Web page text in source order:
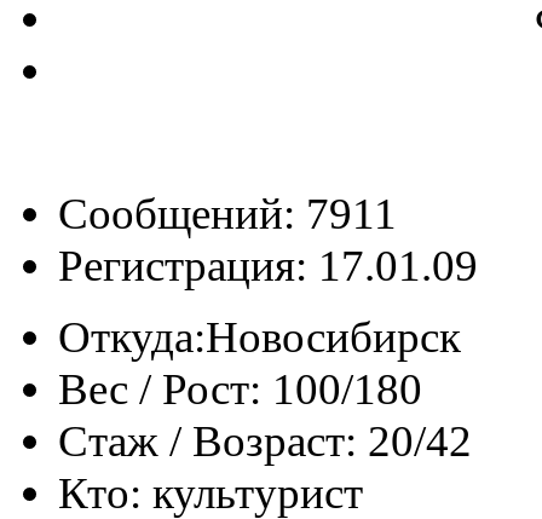
Сообщений: 7911
Регистрация: 17.01.09
Откуда:Новосибирск
Вес / Рост: 100/180
Стаж / Возраст: 20/42
Кто: культурист